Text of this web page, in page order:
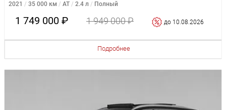
2021 35 000 км AT 2.4 л Полный
1 749 000 ₽ 1 949 000 ₽ до 10.08.2026
Подробнее